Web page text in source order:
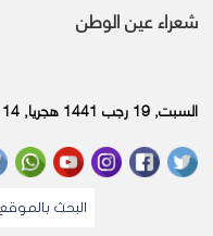
شعراء عين الوطن
السبت, 19 رجب 1441 هجريا, 14 مارس 2020 ميلاديا.